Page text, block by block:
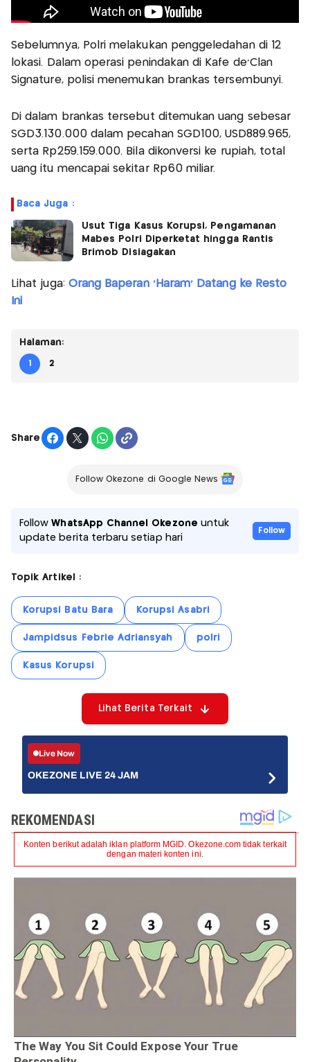
Sebelumnya, Polri melakukan penggeledahan di 12
lokasi. Dalam operasi penindakan di Kafe de'Clan
Signature, polisi menemukan brankas tersembunyi.
Di dalam brankas tersebut ditemukan uang sebesar
SGD3.130.000 dalam pecahan SGD100, USD889.965,
serta Rp259.159.000. Bila dikonversi ke rupiah, total
uang itu mencapai sekitar Rp60 miliar.
Baca Juga :
Usut Tiga Kasus Korupsi, Pengamanan
Mabes Polri Diperketat hingga Rantis
Brimob Disiagakan
Lihat juga: Orang Baperan 'Haram' Datang ke Resto
Ini
Halaman:
1 2
Share
Follow Okezone di Google News
FollowWhatsApp Channel Okezone untuk
update berita terbaru setiap hari
Follow
Topik Artikel :
Korupsi Batu Bara Korupsi Asabri
Jampidsus Febrie Adriansyah polri
Kasus Korupsi
Lihat Berita Terkait
Live Now
OKEZONE LIVE 24 JAM